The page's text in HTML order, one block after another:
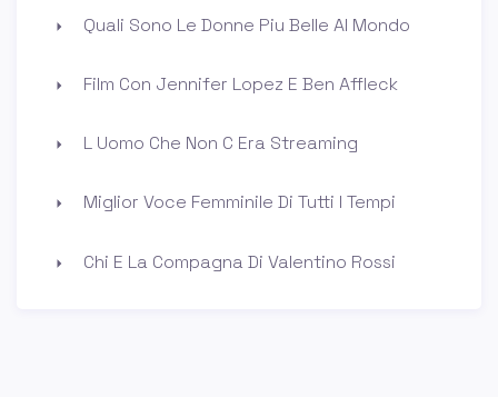
Quali Sono Le Donne Piu Belle Al Mondo
Film Con Jennifer Lopez E Ben Affleck
L Uomo Che Non C Era Streaming
Miglior Voce Femminile Di Tutti I Tempi
Chi E La Compagna Di Valentino Rossi